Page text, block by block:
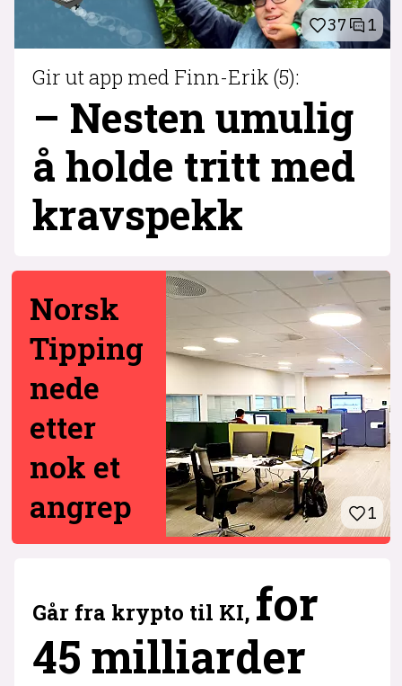
37 1
Gir ut app med Finn-Erik (5):
– Nesten umulig
å holde tritt med
krav­spekk
1
Norsk
Tipping
nede
etter
nok et
angrep
Går fra krypto til KI, for
45 milliarder